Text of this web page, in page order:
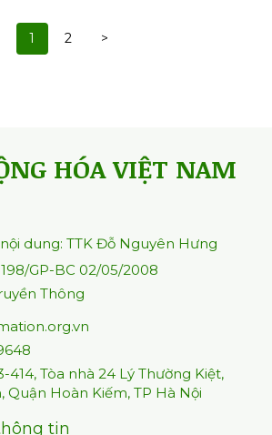
1 2 >
HÓA VIỆT NAM
dung: TTK Đỗ Nguyên Hưng
GP-BC 02/05/2008
Thông
414, Tòa nhà 24 Lý Thường Kiệt,
Quận Hoàn Kiếm, TP Hà Nội
tin